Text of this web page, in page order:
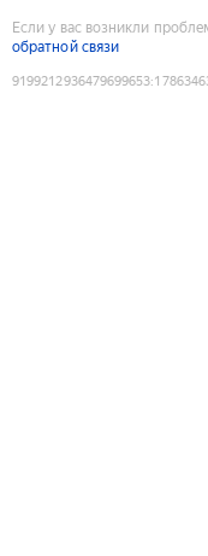
Если у вас возникли
обратной связи
9199212936479699653: